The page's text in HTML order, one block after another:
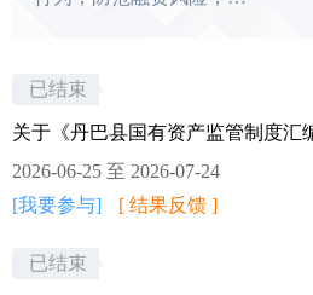
产监督管理暂行条例》等
有关规定，县融投集团拟
订了《丹巴县融投企业经
营管理集团有限公司2026
已结束
2026-06-25 至 2026-07-24
[我要参与]
[ 结果反馈 ]
已结束